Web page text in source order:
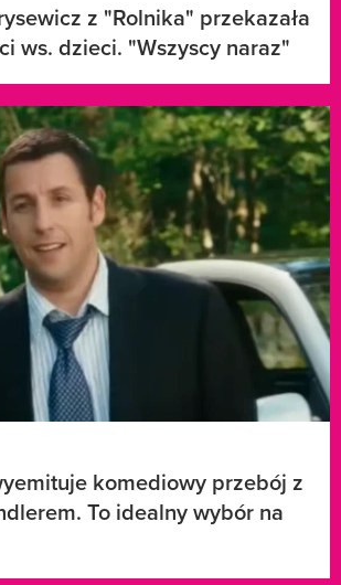
z "Rolnika" przekazała
ws. dzieci. "Wszyscy naraz"
komediowy przebój z
To idealny wybór na